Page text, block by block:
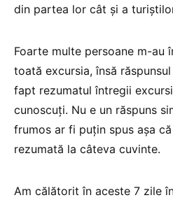
din partea lor cât și a
Foarte multe persoane m-au
toată excursia, însă
fapt rezumatul întregii
cunoscuți. Nu e un răspuns
frumos ar fi puțin spus așa
rezumată la câteva cuvinte.
Am călătorit în aceste 7 zile